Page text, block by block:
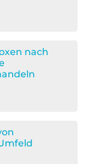
nach